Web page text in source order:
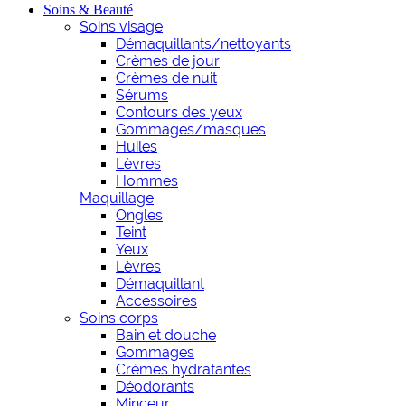
Soins & Beauté
Soins visage
Démaquillants/nettoyants
Crèmes de jour
Crèmes de nuit
Sérums
Contours des yeux
Gommages/masques
Huiles
Lèvres
Hommes
Maquillage
Ongles
Teint
Yeux
Lèvres
Démaquillant
Accessoires
Soins corps
Bain et douche
Gommages
Crèmes hydratantes
Déodorants